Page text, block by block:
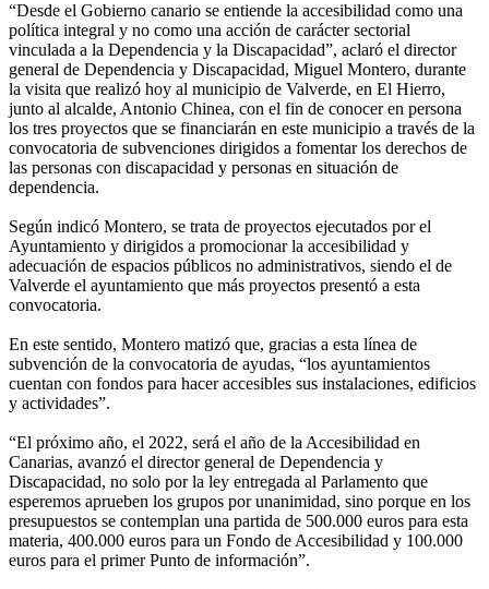
“Desde el Gobierno canario se entiende la accesibilidad como una
política integral y no como una acción de carácter sectorial
vinculada a la Dependencia y la Discapacidad”, aclaró el director
general de Dependencia y Discapacidad, Miguel Montero, durante
la visita que realizó hoy al municipio de Valverde, en El Hierro,
junto al alcalde, Antonio Chinea, con el fin de conocer en persona
los tres proyectos que se financiarán en este municipio a través de la
convocatoria de subvenciones dirigidos a fomentar los derechos de
las personas con discapacidad y personas en situación de
dependencia.
Según indicó Montero, se trata de proyectos ejecutados por el
Ayuntamiento y dirigidos a promocionar la accesibilidad y
adecuación de espacios públicos no administrativos, siendo el de
Valverde el ayuntamiento que más proyectos presentó a esta
convocatoria.
En este sentido, Montero matizó que, gracias a esta línea de
subvención de la convocatoria de ayudas, “los ayuntamientos
cuentan con fondos para hacer accesibles sus instalaciones, edificios
y actividades”.
“El próximo año, el 2022, será el año de la Accesibilidad en
Canarias, avanzó el director general de Dependencia y
Discapacidad, no solo por la ley entregada al Parlamento que
esperemos aprueben los grupos por unanimidad, sino porque en los
presupuestos se contemplan una partida de 500.000 euros para esta
materia, 400.000 euros para un Fondo de Accesibilidad y 100.000
euros para el primer Punto de información”.